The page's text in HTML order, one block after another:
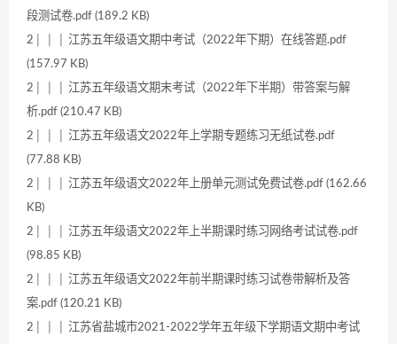
段测试卷.pdf (189.2 KB)
2│ │ │ 江苏五年级语文期中考试（2022年下期）在线答题.pdf
(157.97 KB)
2│ │ │ 江苏五年级语文期末考试（2022年下半期）带答案与解
析.pdf (210.47 KB)
2│ │ │ 江苏五年级语文2022年上学期专题练习无纸试卷.pdf
(77.88 KB)
2│ │ │ 江苏五年级语文2022年上册单元测试免费试卷.pdf (162.66
KB)
2│ │ │ 江苏五年级语文2022年上半期课时练习网络考试试卷.pdf
(98.85 KB)
2│ │ │ 江苏五年级语文2022年前半期课时练习试卷带解析及答
案.pdf (120.21 KB)
2│ │ │ 江苏省盐城市2021-2022学年五年级下学期语文期中考试